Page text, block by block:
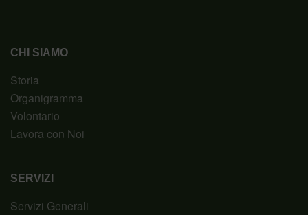
CHI SIAMO
Storia
Organigramma
Volontario
Lavora con Noi
SERVIZI
Servizi Generali